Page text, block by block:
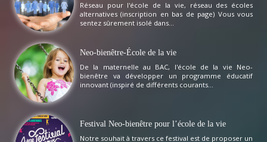
Réseau pour l'école de la vie, réseau des écoles
alternatives (inscription en bas de page) Vous vous
sentez sûrement isolé dans...
Neo-bienêtre-École de la vie
De la maternelle au BAC, l'école de la vie Neo-
bienêtre va développer un programme éducatif
innovant (inspiré de différents courants...
Festival Neo-bienêtre pour l’école de la vie
Notre souhait à travers ce festival est de proposer un